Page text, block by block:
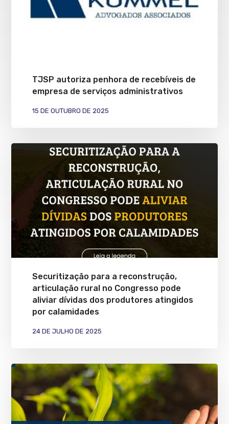
TJSP autoriza penhora de recebíveis de
empresa de serviços administrativos
15 DE OUTUBRO DE 2025
Securitização para a reconstrução,
articulação rural no Congresso pode
aliviar dívidas dos produtores atingidos
por calamidades
24 DE JULHO DE 2025